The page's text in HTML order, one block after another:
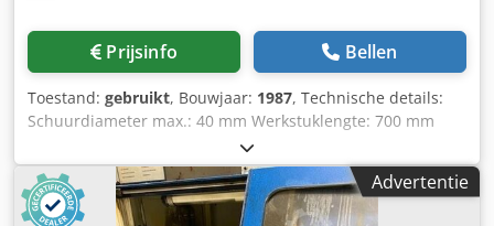
Prijsinfo Bellen
Toestand: gebruikt, Bouwjaar: 1987, Technische details:
Schuurdiameter max.: 40 mm Werkstuklengte: 700 mm
Tafelinstelling: 0-50 mm Tafelinstelling: dressing=25 mm
Kruistafel: kruis/oversteek=80 mm Spindelsnelheid: 3000
rpm Totaal benodigd vermogen: 3,3 kW Machinegewicht
ca.: 0,8 ton Benodigde ruimte ca.: D:1,5xB:1,5xH:1,5 m
Advertentie